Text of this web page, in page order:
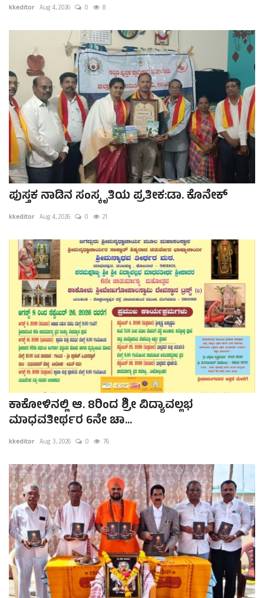
kkeditor Aug 4, 2026 0 8
ಪುಸ್ತಕ ನಾಡಿನ ಸಂಸ್ಕೃತಿಯ ಪ್ರತೀಕ:ಡಾ. ಕೊನೇಕ್
kkeditor Aug 4, 2026 0 21
ಕಾಕೋಳಿನಲ್ಲಿ ಆ. 8ರಿಂದ ಶ್ರೀ ವಿದ್ಯಾವಲ್ಲಭ
ಮಾಧವತೀರ್ಥರ 6ನೇ ಚಾ...
kkeditor Aug 3, 2026 0 76